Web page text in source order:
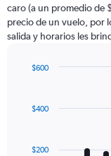
caro (a un promedio de
precio de un vuelo, por
salida y horarios les
with
12
$200
$400
$600